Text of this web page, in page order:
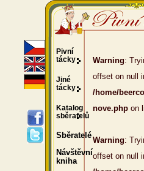
Warning:
offset on null
/home/
nove.php on
Warning:
offset on null
Pivní
tácky
Jiné
tácky
Katalog
sběratelů
Sběratelé
Návštěvní
kniha